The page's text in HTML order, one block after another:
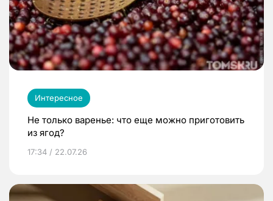
Интересное
Не только варенье: что еще можно приготовить
из ягод?
17:34 / 22.07.26